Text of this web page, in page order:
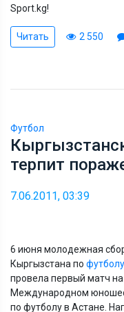
Sport.kg!
Читать 2 550
Футбол
терпит
7.06.2011, 03:39
6 июня молодежная
Кыргызстана по футболу
провела первый матч на
Международном
по футболу в Астане.